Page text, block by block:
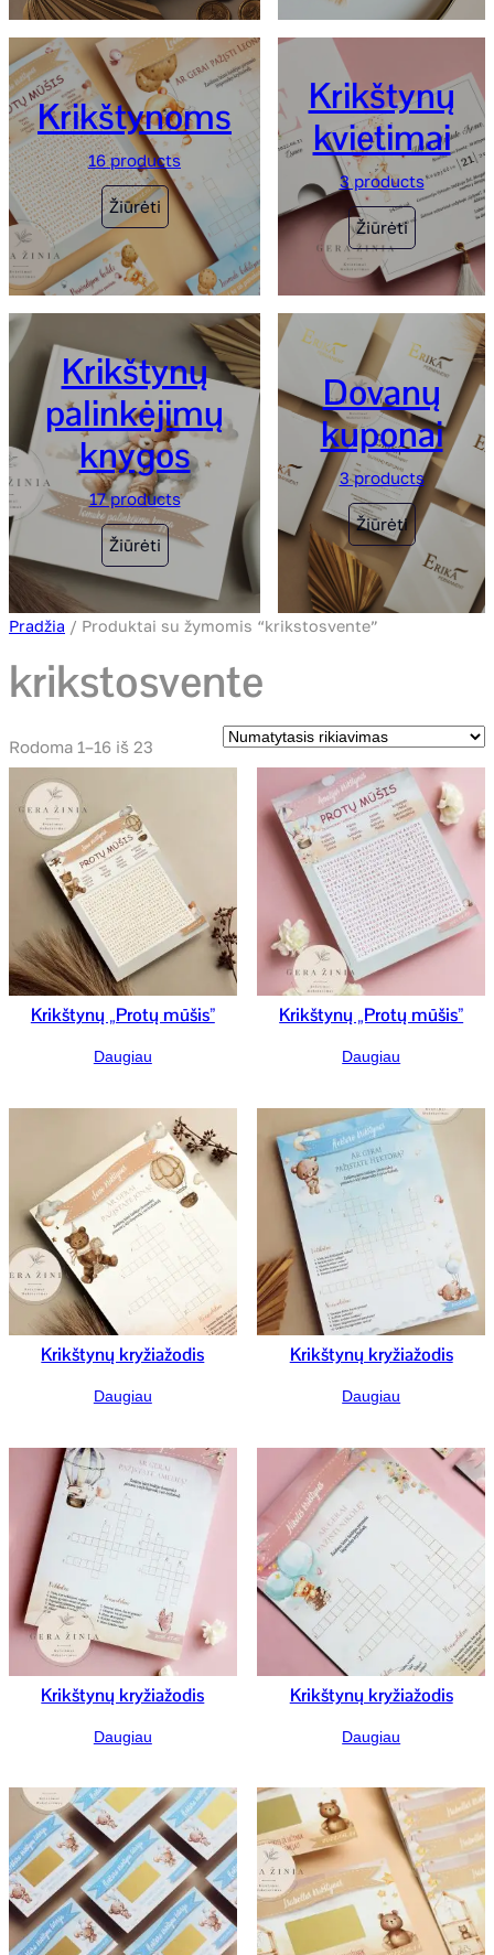
Krikštynoms
16 products
Žiūrėti
Krikštynų
kvietimai
3 products
Žiūrėti
Krikštynų
palinkėjimų
knygos
17 products
Žiūrėti
Dovanų
kuponai
3 products
Žiūrėti
Pradžia / Produktai su žymomis “krikstosvente”
krikstosvente
Rodoma 1–16 iš 23
Krikštynų „Protų mūšis”
Daugiau
Krikštynų „Protų mūšis”
Daugiau
Krikštynų kryžiažodis
Daugiau
Krikštynų kryžiažodis
Daugiau
Krikštynų kryžiažodis
Daugiau
Krikštynų kryžiažodis
Daugiau